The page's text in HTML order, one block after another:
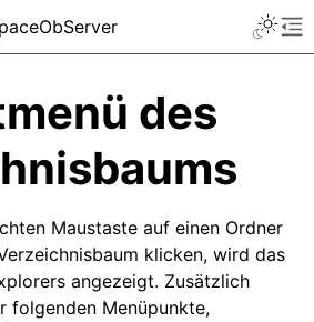
des
Maustaste auf einen Ordner
klicken, wird das
angezeigt. Zusätzlich
folgenden Menüpunkte,